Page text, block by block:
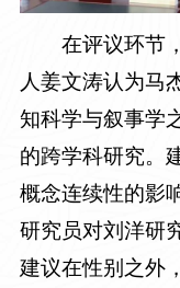
在评议环节
人姜文涛认为马
知科学与叙事学
的跨学科研究。
概念连续性的影
研究员对刘洋研
建议在性别之外